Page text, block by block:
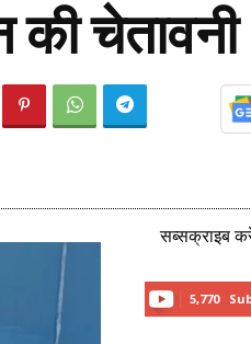
की चेतावनी
सब्सक्राइब
5,770